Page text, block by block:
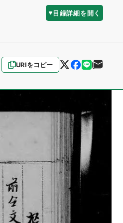
目録詳細を開く
URIをコピー